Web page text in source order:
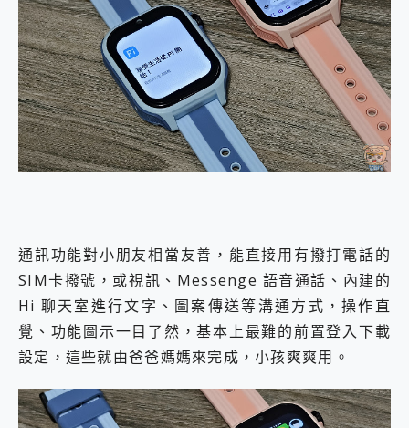
通訊功能對小朋友相當友善，能直接用有撥打電話的
SIM卡撥號，或視訊、Messenge 語音通話、內建的
Hi 聊天室進行文字、圖案傳送等溝通方式，操作直
覺、功能圖示一目了然，基本上最難的前置登入下載
設定，這些就由爸爸媽媽來完成，小孩爽爽用。